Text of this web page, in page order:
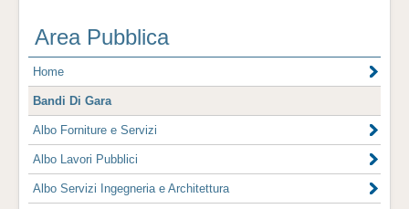
Area Pubblica
Home
Bandi Di Gara
Albo Forniture e Servizi
Albo Lavori Pubblici
Albo Servizi Ingegneria e Architettura